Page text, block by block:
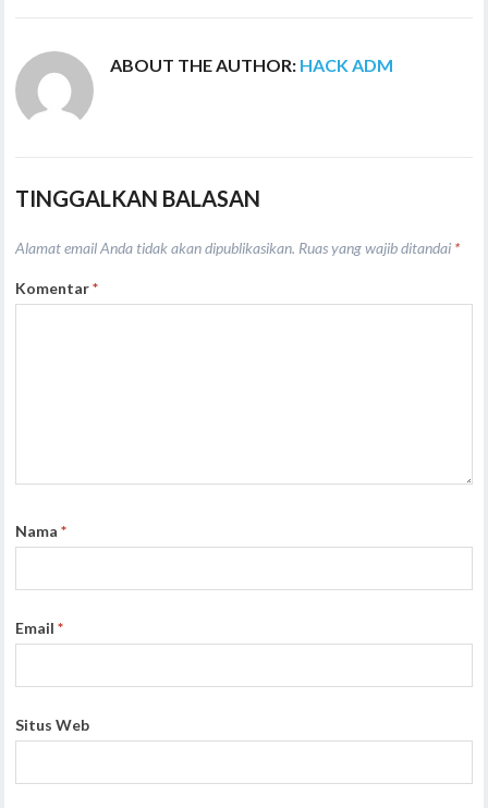
ABOUT THE AUTHOR: HACK ADM
TINGGALKAN BALASAN
Alamat email Anda tidak akan dipublikasikan. Ruas yang wajib ditandai *
Komentar*
Nama*
Email*
Situs Web